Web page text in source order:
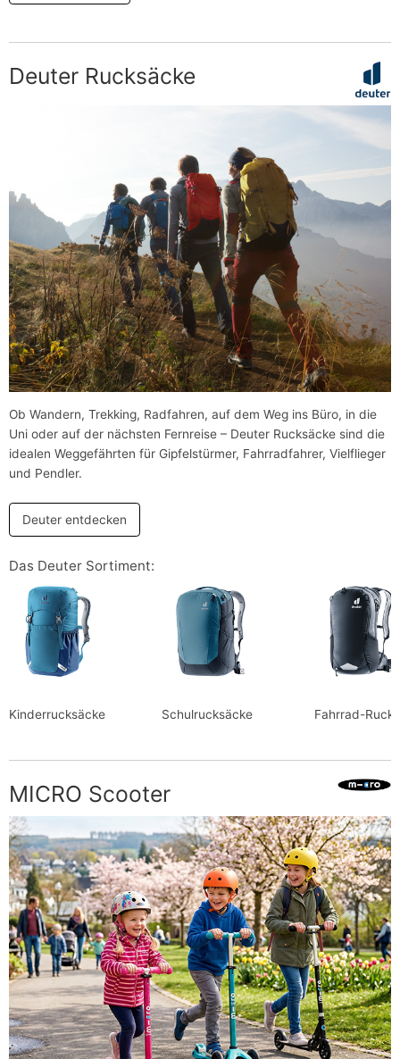
Deuter Rucksäcke
Ob Wandern, Trekking, Radfahren, auf dem Weg ins Büro, in die
Uni oder auf der nächsten Fernreise – Deuter Rucksäcke sind die
idealen Weggefährten für Gipfelstürmer, Fahrradfahrer, Vielflieger
und Pendler.
Deuter entdecken
Das Deuter Sortiment:
Kinderrucksäcke Schulrucksäcke Fahrrad-
MICRO Scooter